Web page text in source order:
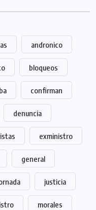
andronico
bloqueos
confirman
denuncia
exministro
general
justicia
morales